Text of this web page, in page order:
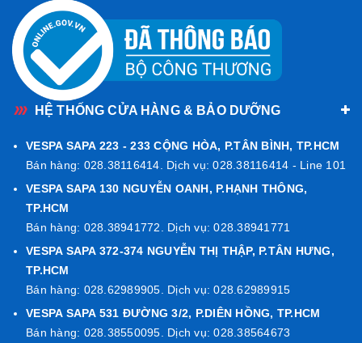
gương, khẳng định đẳng cấp phụ kiện chính hãng từ
Piaggio. Phụ kiện này phù hợp cho các dòng xe Vespa: Sprint,
Primavera, GTS và GTV.
Nếu bạn cần thêm thông tin hoặc hỗ trợ về sản phẩm, hãy liên
hệHotline 0902763399để được tư vấn chi tiết và chính xác
nhất.
HỆ THỐNG CỬA HÀNG & BẢO DƯỠNG
VESPA SAPA 223 - 233 CỘNG HÒA, P.TÂN BÌNH, TP.HCM
Bán hàng: 028.38116414. Dịch vụ: 028.38116414 - Line 101
VESPA SAPA 130 NGUYỄN OANH, P.HẠNH THÔNG,
TP.HCM
Bán hàng: 028.38941772. Dịch vụ: 028.38941771
VESPA SAPA 372-374 NGUYỄN THỊ THẬP, P.TÂN HƯNG,
TP.HCM
Bán hàng: 028.62989905. Dịch vụ: 028.62989915
VESPA SAPA 531 ĐƯỜNG 3/2, P.DIÊN HỒNG, TP.HCM
Bán hàng: 028.38550095. Dịch vụ: 028.38564673